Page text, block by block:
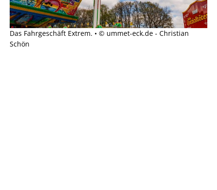
Das Fahrgeschäft Extrem. • © ummet-eck.de - Christian
Schön